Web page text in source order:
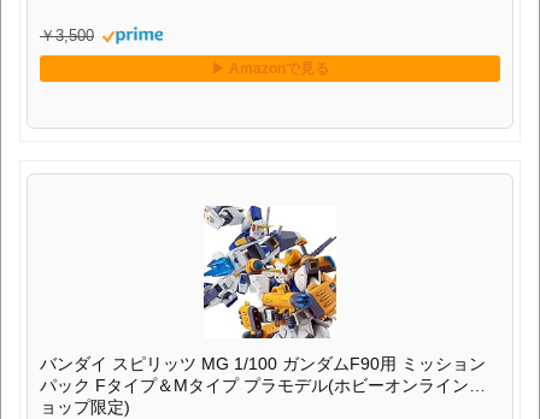
￥3,500
バンダイ スピリッツ MG 1/100 ガンダムF90用 ミッション
パック Fタイプ＆Mタイプ プラモデル(ホビーオンラインシ
ョップ限定)